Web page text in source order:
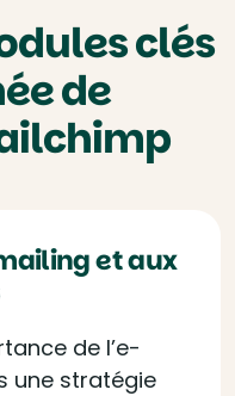
clés
de
et aux
de l’e-
une stratégie